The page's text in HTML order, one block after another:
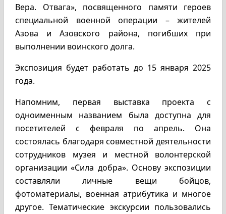
Вера. Отвага», посвященного памяти героев
специальной военной операции – жителей
Азова и Азовского района, погибших при
выполнении воинского долга.
Экспозиция будет работать до 15 января 2025
года.
Напомним, первая выставка проекта с
одноименным названием была доступна для
посетителей с февраля по апрель. Она
состоялась благодаря совместной деятельности
сотрудников музея и местной волонтерской
организации «Сила добра». Основу экспозиции
составляли личные вещи бойцов,
фотоматериалы, военная атрибутика и многое
другое. Тематические экскурсии пользовались